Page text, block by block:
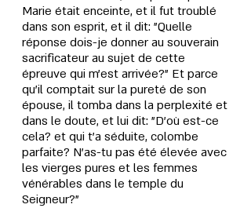
Marie était enceinte, et il fut troublé
dans son esprit, et il dit: "Quelle
réponse dois-je donner au souverain
sacrificateur au sujet de cette
épreuve qui m’est arrivée?" Et parce
qu’il comptait sur la pureté de son
épouse, il tomba dans la perplexité et
dans le doute, et lui dit: "D’où est-ce
cela? et qui t’a séduite, colombe
parfaite? N’as-tu pas été élevée avec
les vierges pures et les femmes
vénérables dans le temple du
Seigneur?"